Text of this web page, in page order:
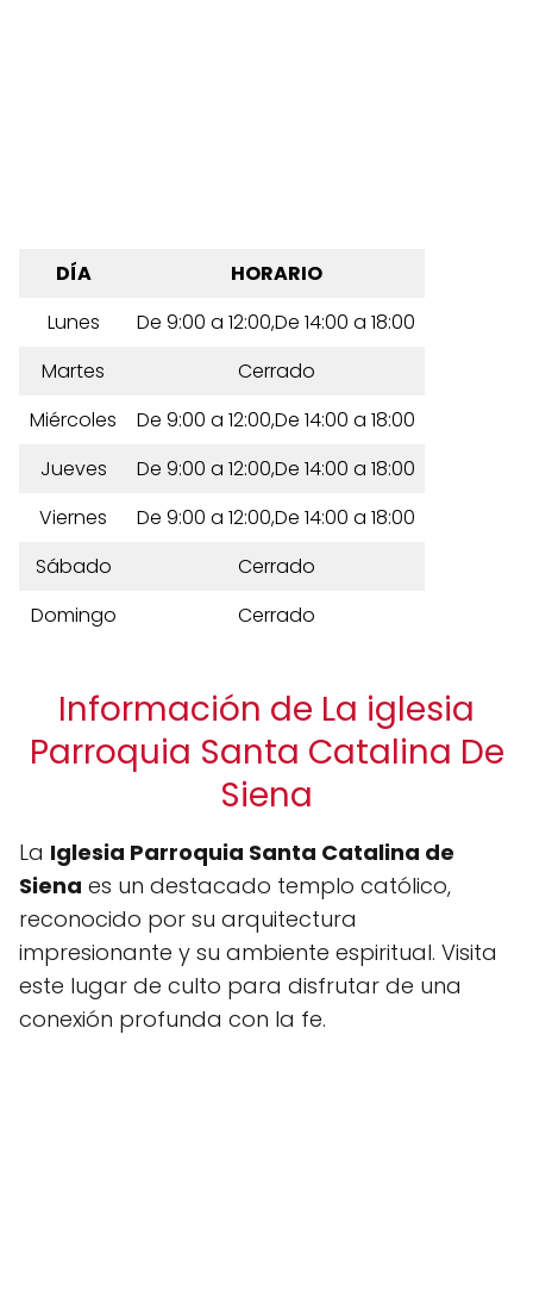
DÍA
HORARIO
Lunes
De 9:00 a 12:00,De 14:00 a 18:00
Martes
Cerrado
Miércoles
De 9:00 a 12:00,De 14:00 a 18:00
Jueves
De 9:00 a 12:00,De 14:00 a 18:00
Viernes
De 9:00 a 12:00,De 14:00 a 18:00
Sábado
Cerrado
Domingo
Cerrado
Información de La iglesia
Parroquia Santa Catalina De
Siena
La Iglesia Parroquia Santa Catalina de
Siena es un destacado templo católico,
reconocido por su arquitectura
impresionante y su ambiente espiritual. Visita
este lugar de culto para disfrutar de una
conexión profunda con la fe.